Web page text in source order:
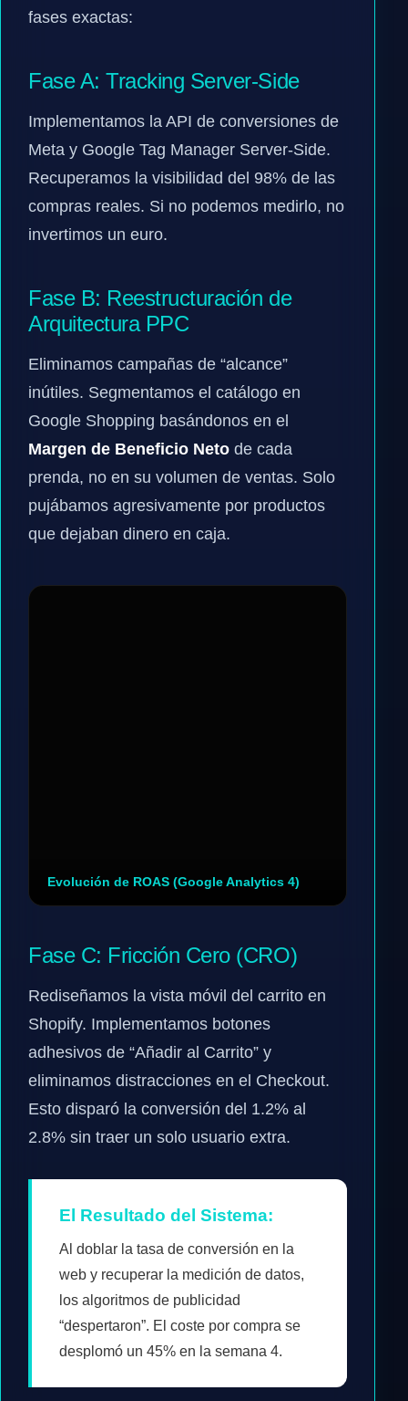
fases exactas:
Fase A: Tracking Server-Side
Implementamos la API de conversiones de
Meta y Google Tag Manager Server-Side.
Recuperamos la visibilidad del 98% de las
compras reales. Si no podemos medirlo, no
invertimos un euro.
Fase B: Reestructuración de
Arquitectura PPC
Eliminamos campañas de “alcance”
inútiles. Segmentamos el catálogo en
Google Shopping basándonos en el
Margen de Beneficio Neto de cada
prenda, no en su volumen de ventas. Solo
pujábamos agresivamente por productos
que dejaban dinero en caja.
Evolución de ROAS (Google Analytics 4)
Fase C: Fricción Cero (CRO)
Rediseñamos la vista móvil del carrito en
Shopify. Implementamos botones
adhesivos de “Añadir al Carrito” y
eliminamos distracciones en el Checkout.
Esto disparó la conversión del 1.2% al
2.8% sin traer un solo usuario extra.
El Resultado del Sistema:
Al doblar la tasa de conversión en la
web y recuperar la medición de datos,
los algoritmos de publicidad
“despertaron”. El coste por compra se
desplomó un 45% en la semana 4.